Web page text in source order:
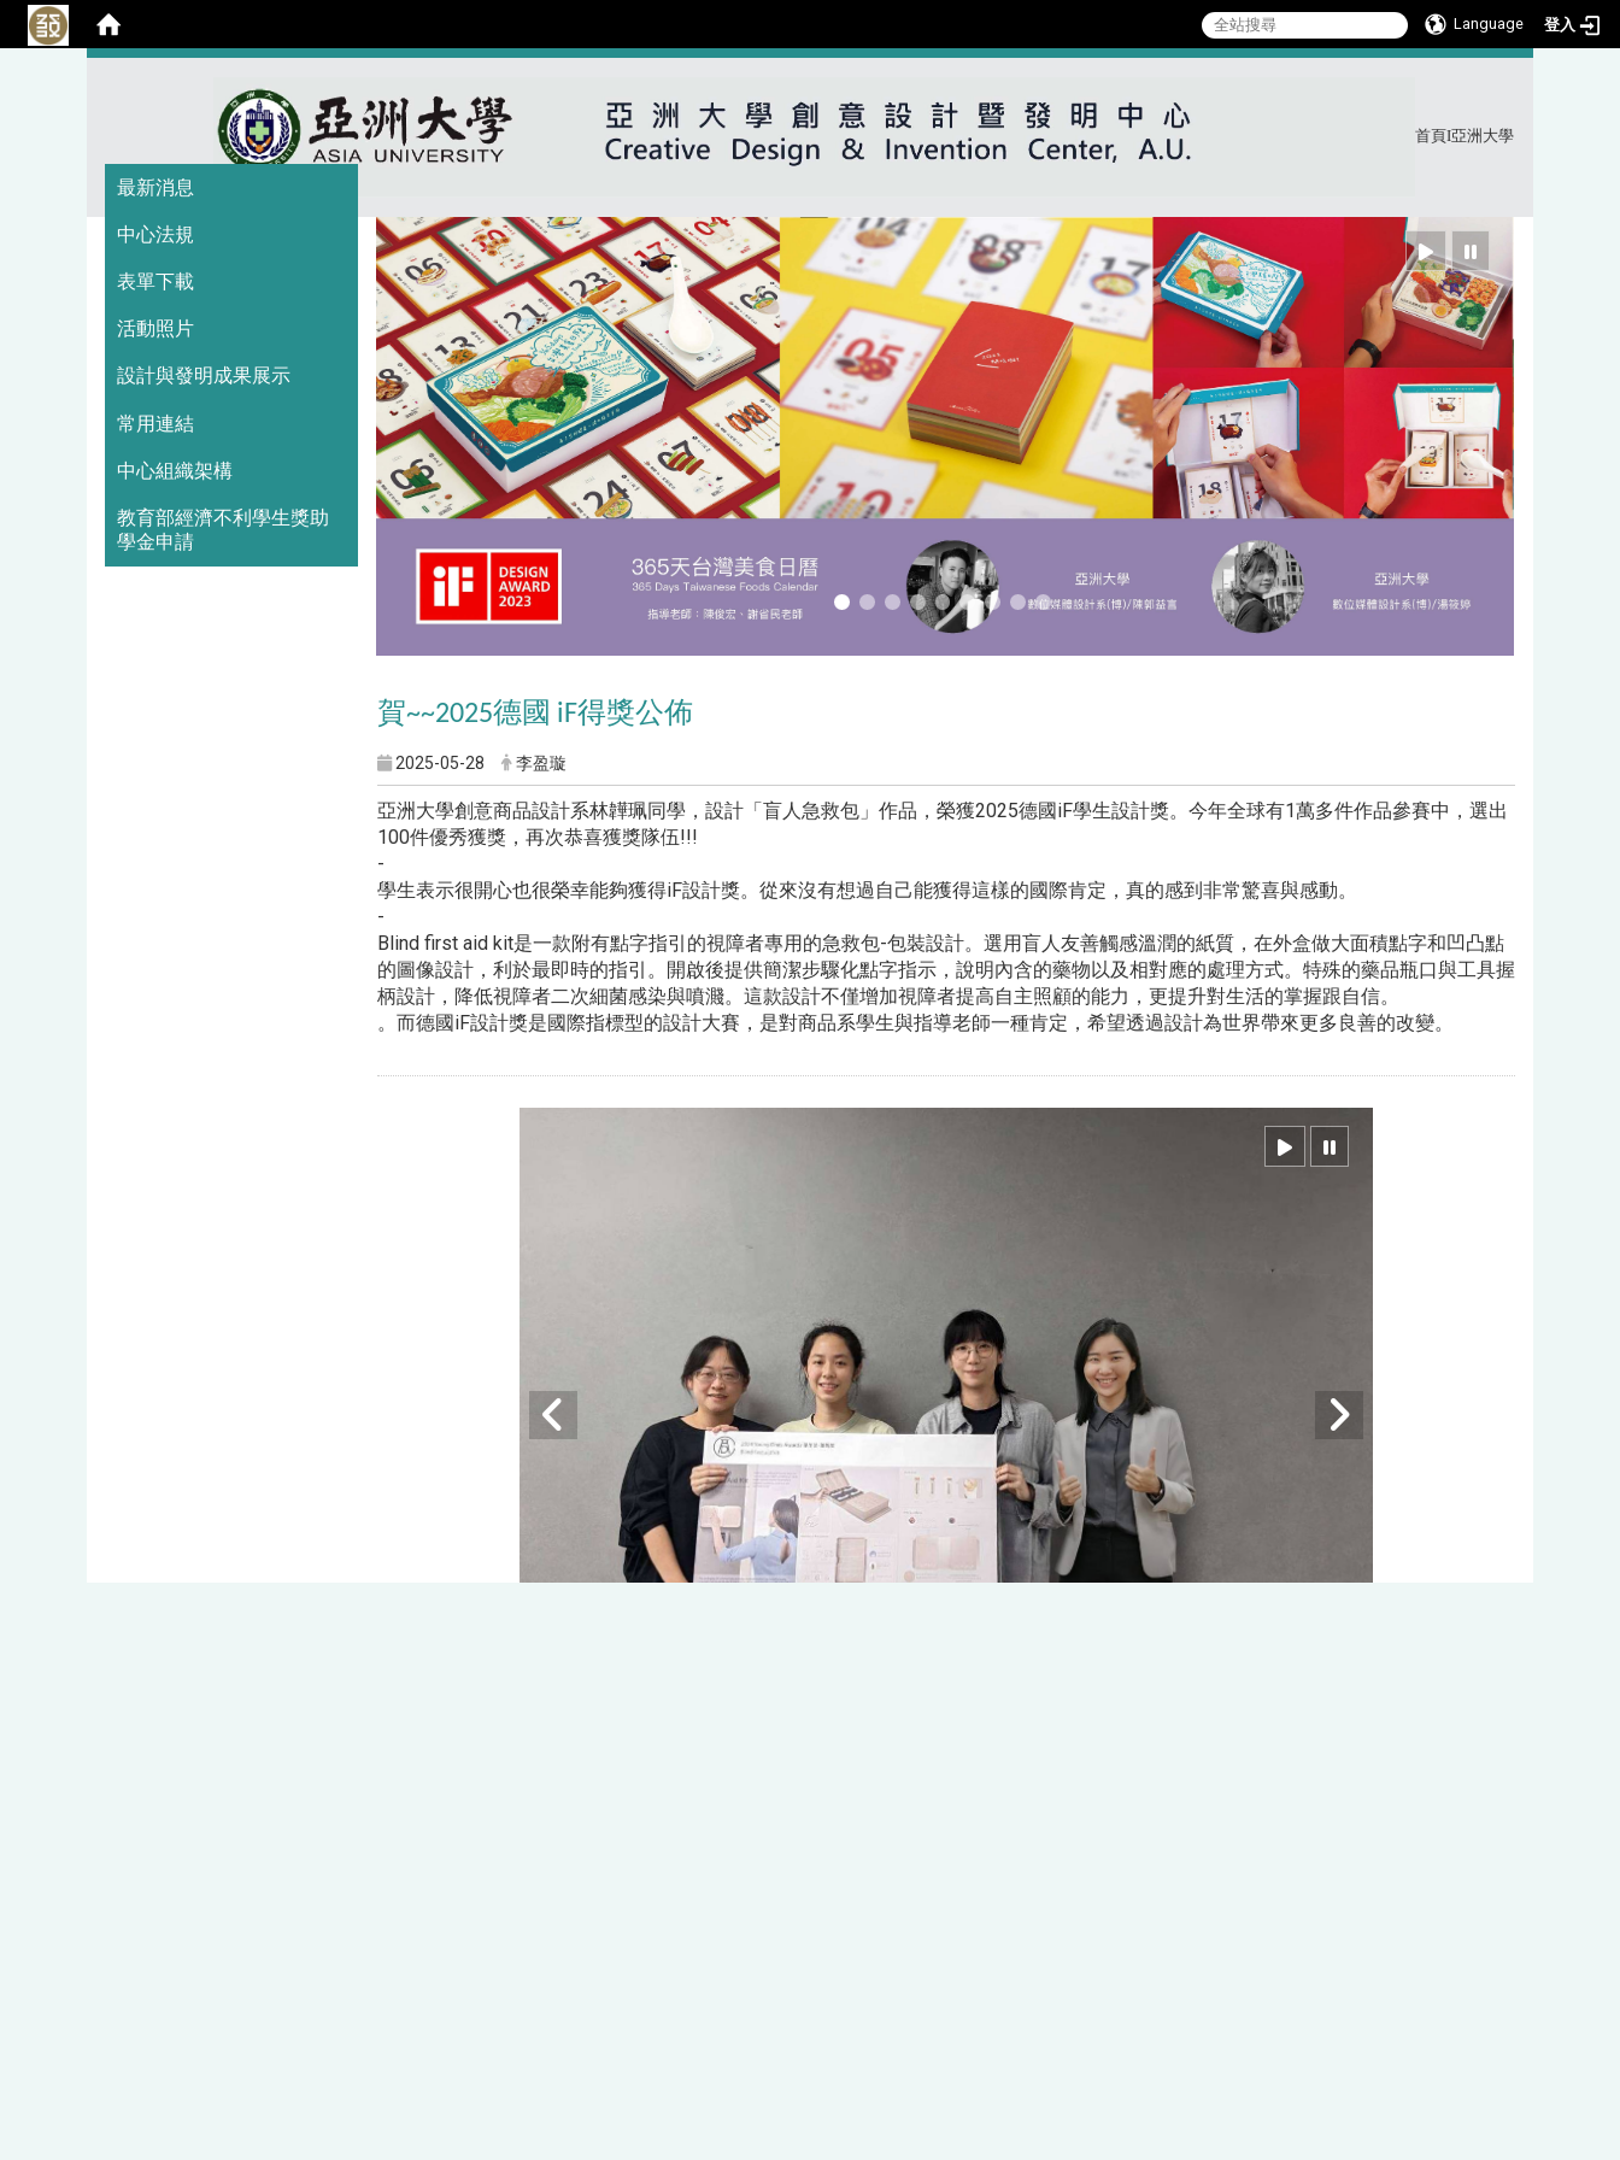
Language 登入
首頁I亞洲大學
最新消息
中心法規
表單下載
活動照片
設計與發明成果展示
常用連結
中心組織架構
教育部經濟不利學生獎助
學金申請
賀~~2025德國 iF得獎公佈
2025-05-28 李盈璇
亞洲大學創意商品設計系林韡珮同學，設計「盲人急救包」作品，榮獲2025德國iF學生設計獎。今年全球有1萬多件作品參賽中，選出
100件優秀獲獎，再次恭喜獲獎隊伍!!!
-
學生表示很開心也很榮幸能夠獲得iF設計獎。從來沒有想過自己能獲得這樣的國際肯定，真的感到非常驚喜與感動。
-
Blind first aid kit是一款附有點字指引的視障者專用的急救包-包裝設計。選用盲人友善觸感溫潤的紙質，在外盒做大面積點字和凹凸點
的圖像設計，利於最即時的指引。開啟後提供簡潔步驟化點字指示，說明內含的藥物以及相對應的處理方式。特殊的藥品瓶口與工具握
柄設計，降低視障者二次細菌感染與噴濺。這款設計不僅增加視障者提高自主照顧的能力，更提升對生活的掌握跟自信。
。而德國iF設計獎是國際指標型的設計大賽，是對商品系學生與指導老師一種肯定，希望透過設計為世界帶來更多良善的改變。